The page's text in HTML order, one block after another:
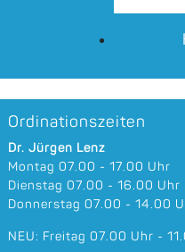
Ordinationszeiten
Dr. Jürgen Lenz
Montag 07.00 - 17.00 Uhr
Dienstag 07.00 - 16.00 Uhr
Donnerstag 07.00 - 14.00
NEU: Freitag 07.00 Uhr -